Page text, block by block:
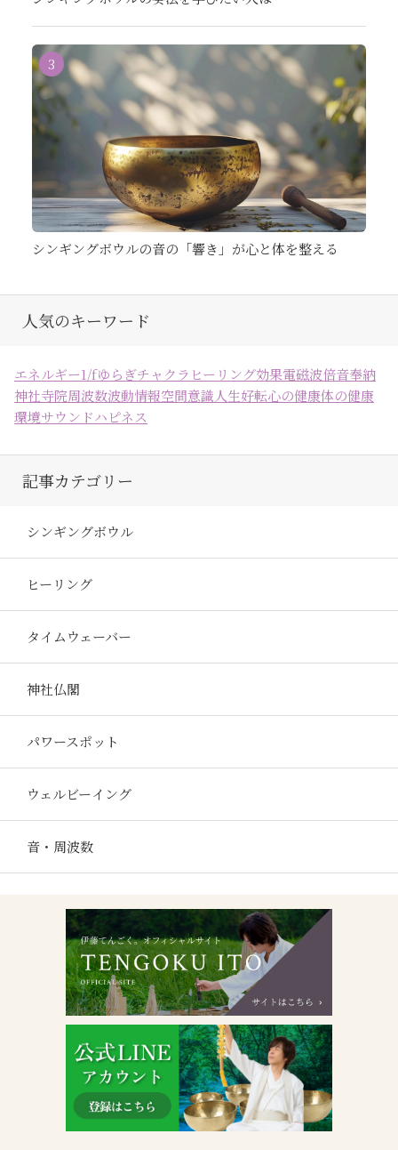
3
シンギングボウルの音の「響き」が心と体を整える
人気のキーワード
エネルギー1/fゆらぎチャクラ ヒーリング効果電磁波倍音奉納
神社寺院周波数波動情報空間意識人生好転心の健康体の健康
環境サウンドハピネス
記事カテゴリー
シンギングボウル
ヒーリング
タイムウェーバー
神社仏閣
パワースポット
ウェルビーイング
音・周波数